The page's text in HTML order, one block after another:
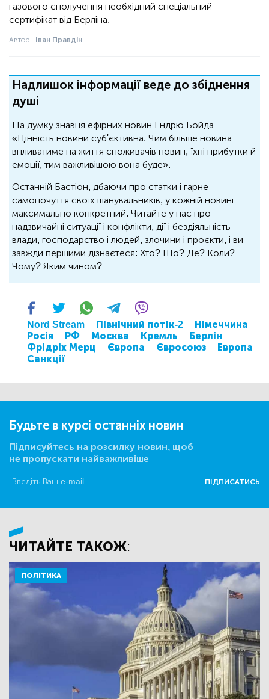
газового сполучення необхідний спеціальний
сертифікат від Берліна.
Автор : Іван Правдін
Надлишок інформації веде до збіднення
душі
На думку знавця ефірних новин Ендрю Бойда
«Цінність новини суб'єктивна. Чим більше новина
впливатиме на життя споживачів новин, їхні прибутки й
емоції, тим важливішою вона буде».
Останній Бастіон, дбаючи про статки і гарне
самопочуття своїх шанувальників, у кожній новині
максимально конкретний. Читайте у нас про
надзвичайні ситуації і конфлікти, дії і бездіяльність
влади, господарство і людей, злочини і проєкти, і ви
завжди першими дізнаєтеся: Хто? Що? Де? Коли?
Чому? Яким чином?
Nord Stream Північний потік-2
Німеччина
Росія
РФ Москва Кремль
Берлін
Фрідріх Мерц
Європа Євросоюз
Европа
Санкції
Будьте в курсі останніх новин
Підписуйтесь на розсилку новин, щоб
не пропускати найважливіше
ПІДПИСАТИСЬ
ЧИТАЙТЕ ТАКОЖ:
ПОЛІТИКА